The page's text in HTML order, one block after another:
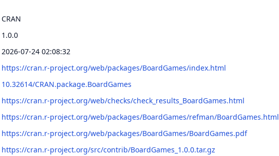
CRAN
1.0.0
2026-07-24 02:08:32
https://cran.r-project.org/web/packages/BoardGames/index.html
10.32614/CRAN.package.BoardGames
https://cran.r-project.org/web/checks/check_results_BoardGames.html
https://cran.r-project.org/web/packages/BoardGames/refman/BoardGames.html
https://cran.r-project.org/web/packages/BoardGames/BoardGames.pdf
https://cran.r-project.org/src/contrib/BoardGames_1.0.0.tar.gz